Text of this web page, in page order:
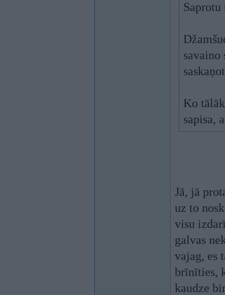
savaino
Ko
sapisa,
Jā, jā
uz to
visu
galvas
vajag, es
brīnīties,
kaudze